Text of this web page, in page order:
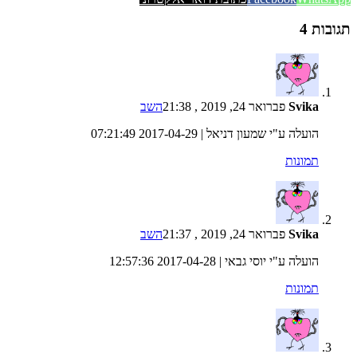
תגובות 4
Svika פברואר 24, 2019 , 21:38
השב
הועלה ע"י שמעון דניאל |
2017-04-29 07:21:49
תמונות
Svika פברואר 24, 2019 , 21:37
השב
הועלה ע"י יוסי גבאי |
2017-04-28 12:57:36
תמונות